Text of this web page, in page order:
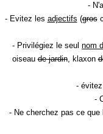
-
- Evitez les adjectifs (gros
- Privilégiez le seul nom
oiseaude jardin, klaxon
-
-
- Ne cherchez pas ce